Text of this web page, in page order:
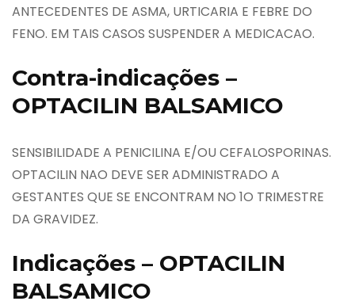
ANTECEDENTES DE ASMA, URTICARIA E FEBRE DO
FENO. EM TAIS CASOS SUSPENDER A MEDICACAO.
Contra-indicações –
OPTACILIN BALSAMICO
SENSIBILIDADE A PENICILINA E/OU CEFALOSPORINAS.
OPTACILIN NAO DEVE SER ADMINISTRADO A
GESTANTES QUE SE ENCONTRAM NO 1O TRIMESTRE
DA GRAVIDEZ.
Indicações – OPTACILIN
BALSAMICO